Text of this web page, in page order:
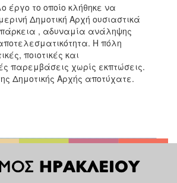
έργο το οποίο κλήθηκε να
Δημοτική Αρχή ουσιαστικά
, αδυναμία ανάληψης
Η πόλη
ποιοτικές και
παρεμβάσεις χωρίς εκπτώσεις.
Δημοτικής Αρχής αποτύχατε.